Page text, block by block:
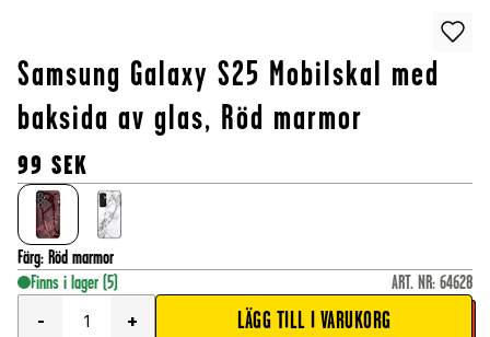
Samsung Galaxy S25 Mobilskal med
baksida av glas, Röd marmor
99 SEK
Färg: Röd marmor
Finns i lager (5) ART. NR: 64628
-
+ LÄGG TILL I VARUKORG